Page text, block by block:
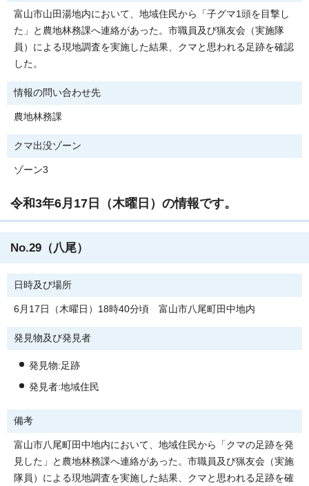
富山市山田湯地内において、地域住民から「子グマ1頭を目撃し
た」と農地林務課へ連絡があった。市職員及び猟友会（実施隊
員）による現地調査を実施した結果、クマと思われる足跡を確認
した。
情報の問い合わせ先
農地林務課
クマ出没ゾーン
ゾーン3
令和3年6月17日（木曜日）の情報です。
No.29（八尾）
日時及び場所
6月17日（木曜日）18時40分頃 富山市八尾町田中地内
発見物及び発見者
発見物:足跡
発見者:地域住民
備考
富山市八尾町田中地内において、地域住民から「クマの足跡を発
見した」と農地林務課へ連絡があった。市職員及び猟友会（実施
隊員）による現地調査を実施した結果、クマと思われる足跡を確